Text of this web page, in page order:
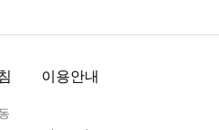
이용안내